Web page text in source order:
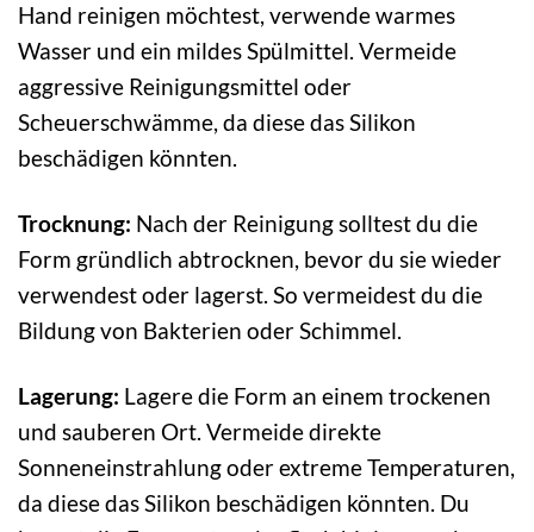
Hand reinigen möchtest, verwende warmes
Wasser und ein mildes Spülmittel. Vermeide
aggressive Reinigungsmittel oder
Scheuerschwämme, da diese das Silikon
beschädigen könnten.
Trocknung: Nach der Reinigung solltest du die
Form gründlich abtrocknen, bevor du sie wieder
verwendest oder lagerst. So vermeidest du die
Bildung von Bakterien oder Schimmel.
Lagerung: Lagere die Form an einem trockenen
und sauberen Ort. Vermeide direkte
Sonneneinstrahlung oder extreme Temperaturen,
da diese das Silikon beschädigen könnten. Du